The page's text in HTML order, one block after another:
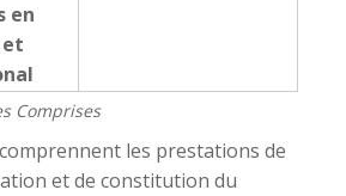
en
Comprises
les prestations de
et de constitution du